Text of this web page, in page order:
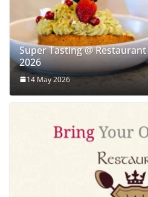
Super Tasting @
2026
14 May 2026